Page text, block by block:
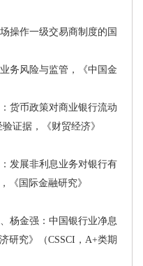
操作一级交易商制度的国
务风险与监管，《中国金
货币政策对商业银行流动
证据，《财贸经济》
发展非利息业务对银行有
《国际金融研究》
杨金强：中国银行业净息
研究》（CSSCI，A+类期